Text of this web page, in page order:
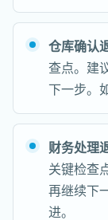
仓库确认
查点。建
下一步。
财务处理
关键检查
再继续下
进。